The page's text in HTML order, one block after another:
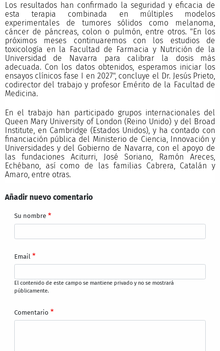
Los resultados han confirmado la seguridad y eficacia de
esta terapia combinada en múltiples modelos
experimentales de tumores sólidos como melanoma,
cáncer de páncreas, colon o pulmón, entre otros. "En los
próximos meses continuaremos con los estudios de
toxicología en la Facultad de Farmacia y Nutrición de la
Universidad de Navarra para calibrar la dosis más
adecuada. Con los datos obtenidos, esperamos iniciar los
ensayos clínicos fase I en 2027", concluye el Dr. Jesús Prieto,
codirector del trabajo y profesor Emérito de la Facultad de
Medicina.
En el trabajo han participado grupos internacionales del
Queen Mary University of London (Reino Unido) y del Broad
Institute, en Cambridge (Estados Unidos), y ha contado con
financiación pública del Ministerio de Ciencia, Innovación y
Universidades y del Gobierno de Navarra, con el apoyo de
las fundaciones Aciturri, José Soriano, Ramón Areces,
Echébano, así como de las familias Cabrera, Catalán y
Amaro, entre otras.
Añadir nuevo comentario
Su nombre
Email
El contenido de este campo se mantiene privado y no se mostrará
públicamente.
Comentario